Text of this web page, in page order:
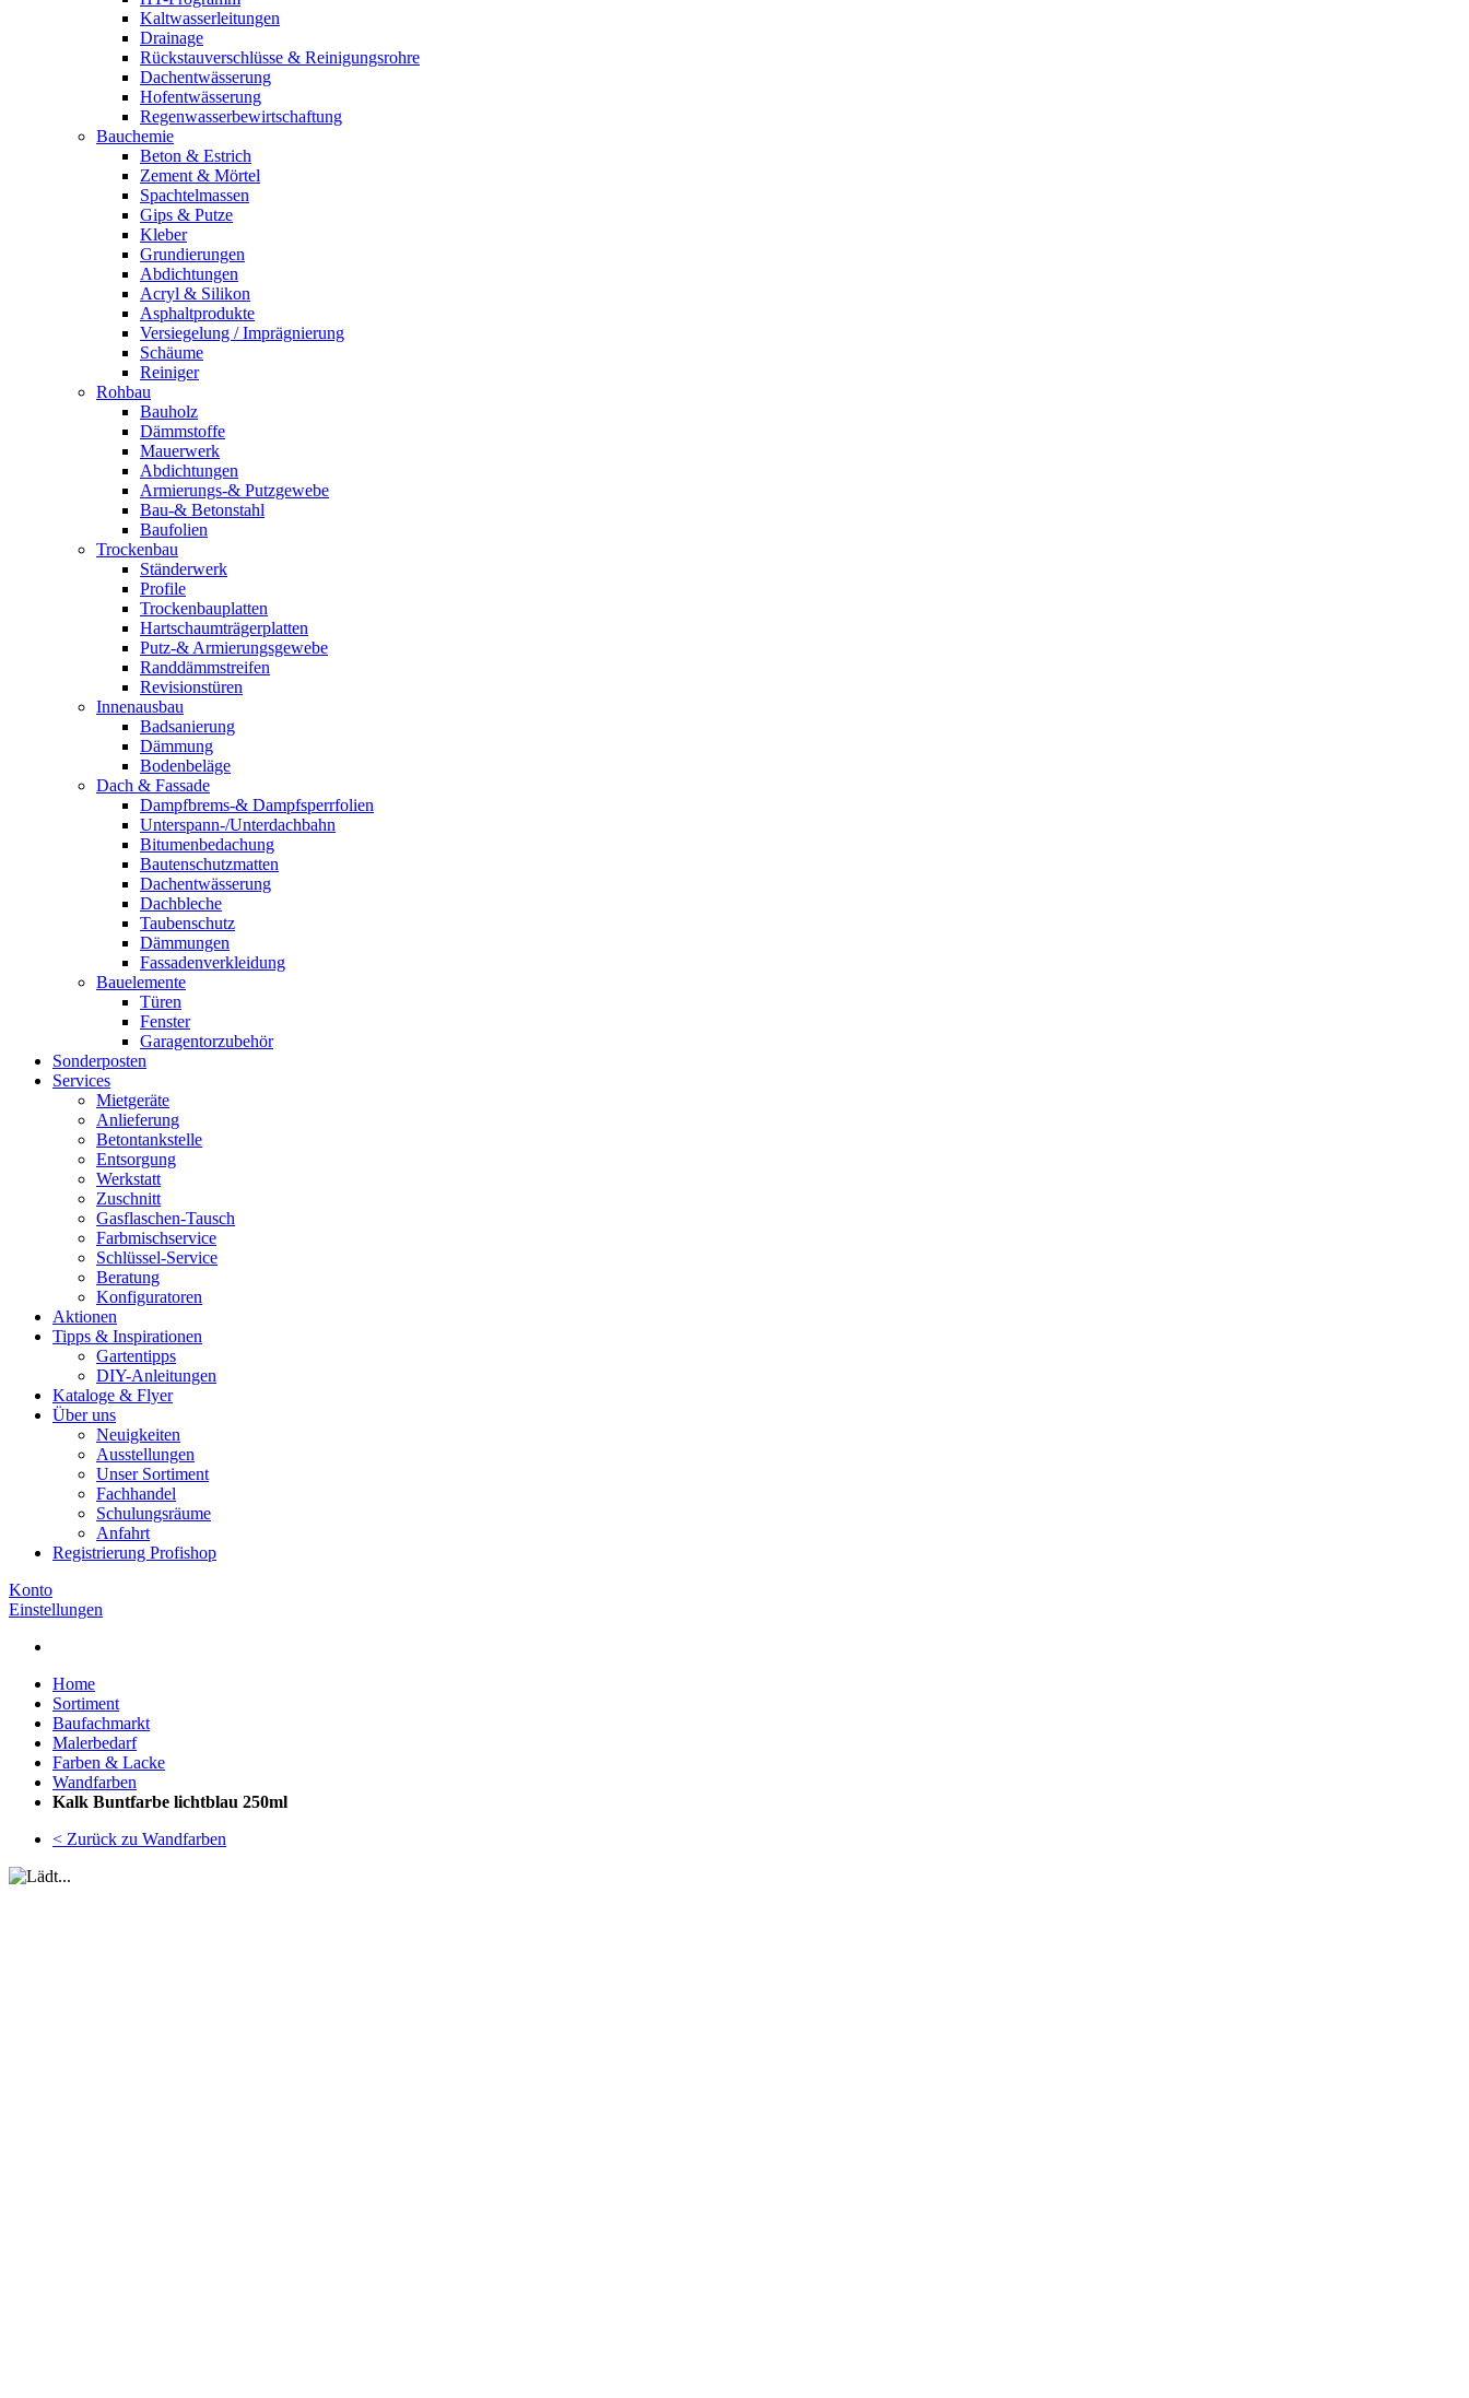
Kaltwasserleitungen
Drainage
Rückstauverschlüsse & Reinigungsrohre
Dachentwässerung
Hofentwässerung
Regenwasserbewirtschaftung
Bauchemie
Beton & Estrich
Zement & Mörtel
Spachtelmassen
Gips & Putze
Kleber
Grundierungen
Abdichtungen
Acryl & Silikon
Asphaltprodukte
Versiegelung / Imprägnierung
Schäume
Reiniger
Rohbau
Bauholz
Dämmstoffe
Mauerwerk
Abdichtungen
Armierungs-& Putzgewebe
Bau-& Betonstahl
Baufolien
Trockenbau
Ständerwerk
Profile
Trockenbauplatten
Hartschaumträgerplatten
Putz-& Armierungsgewebe
Randdämmstreifen
Revisionstüren
Innenausbau
Badsanierung
Dämmung
Bodenbeläge
Dach & Fassade
Dampfbrems-& Dampfsperrfolien
Unterspann-/Unterdachbahn
Bitumenbedachung
Bautenschutzmatten
Dachentwässerung
Dachbleche
Taubenschutz
Dämmungen
Fassadenverkleidung
Bauelemente
Türen
Fenster
Garagentorzubehör
Sonderposten
Services
Mietgeräte
Anlieferung
Betontankstelle
Entsorgung
Werkstatt
Zuschnitt
Gasflaschen-Tausch
Farbmischservice
Schlüssel-Service
Beratung
Konfiguratoren
Aktionen
Tipps & Inspirationen
Gartentipps
DIY-Anleitungen
Kataloge & Flyer
Über uns
Neuigkeiten
Ausstellungen
Unser Sortiment
Fachhandel
Schulungsräume
Anfahrt
Registrierung Profishop
Konto
Einstellungen
Home
Sortiment
Baufachmarkt
Malerbedarf
Farben & Lacke
Wandfarben
Kalk Buntfarbe lichtblau 250ml
< Zurück zu Wandfarben